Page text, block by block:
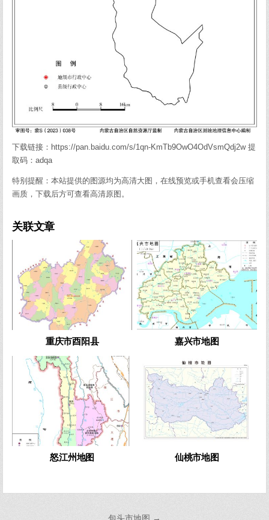
下载链接：https://pan.baidu.com/s/1qn-KmTb9OwO4OdVsmQdj2w 提
取码：adqa
特别提醒：本站提供的图源均为高清大图，在线预览或手机查看会压缩
画质，下载后方可查看高清原图。
关联文章
重庆市酉阳县
0 911
嘉兴市地图
0 607
怒江州地图 仙桃市地图
包头市地图 →